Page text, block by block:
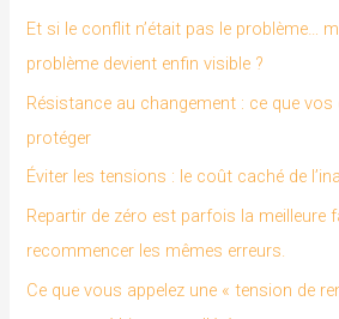
h
e
r
:
Et si le conflit n’était pas le problème…
problème devient enfin visible ?
Résistance au changement : ce que
protéger
Éviter les tensions : le coût caché de
Repartir de zéro est parfois la meilleure
recommencer les mêmes erreurs.
Ce que vous appelez une « tension de